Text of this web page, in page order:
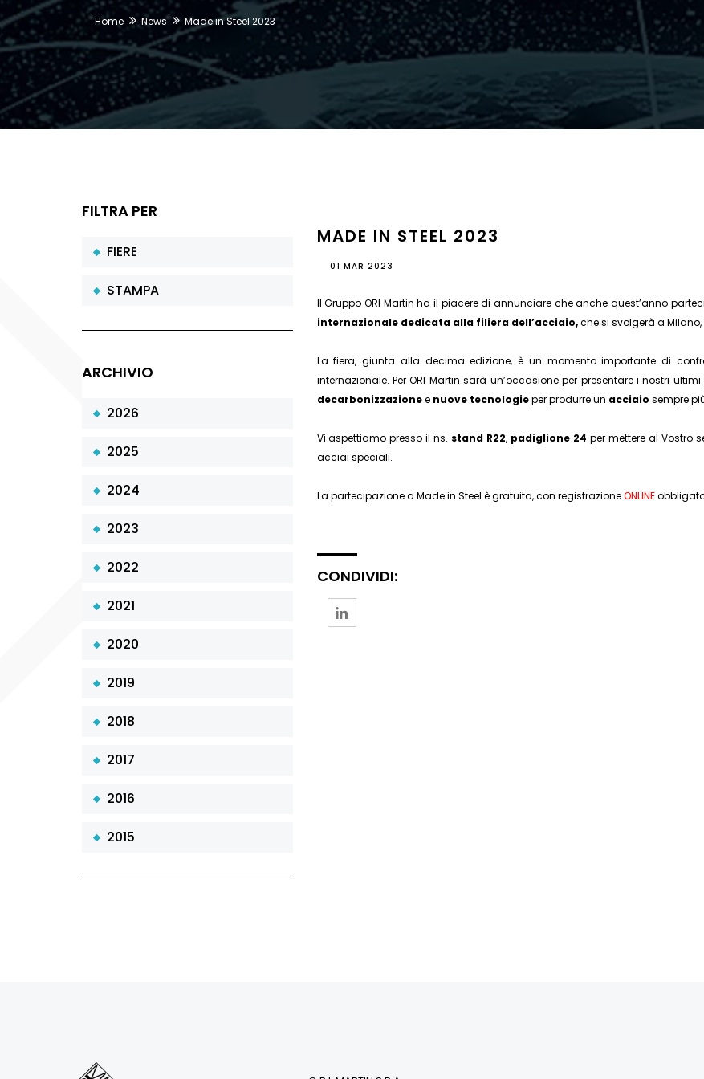
Home News Made in Steel 2023
FILTRA PER
FIERE
STAMPA
ARCHIVIO
2026
2025
2024
2023
2022
2021
2020
2019
2018
2017
2016
2015
MADE IN STEEL 2023
01 MAR 2023
Il Gruppo ORI Martin ha il piacere di annunciare che anche quest’anno
internazionale dedicata alla filiera dell’acciaio,che si svolgerà a
La fiera, giunta alla decima edizione, è un momento importante di
internazionale. Per ORI Martin sarà un’occasione per presentare i nostri
decarbonizzazionee nuove tecnologieper produrre un acciaio sempre
Vi aspettiamo presso il ns. stand R22, padiglione 24 per mettere al Vostro
acciai speciali.
La partecipazione a Made in Steel è gratuita, con registrazioneONLINE
CONDIVIDI: